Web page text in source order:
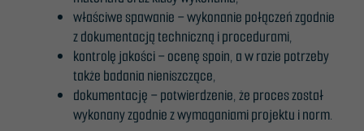
właściwe spawanie – wykonanie połączeń zgodnie
z dokumentacją techniczną i procedurami,
kontrolę jakości – ocenę spoin, a w razie potrzeby
także badania nieniszczące,
dokumentację – potwierdzenie, że proces został
wykonany zgodnie z wymaganiami projektu i norm.
Hvis du nekter disse
informasjonskapslene,
vil noe funksjonalitet
forsvinne fra
nettstedet.